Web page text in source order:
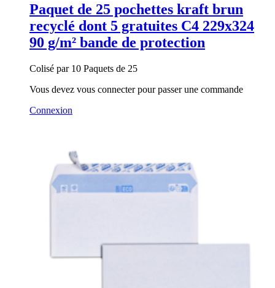
Paquet de 25 pochettes kraft brun
recyclé dont 5 gratuites C4 229x324
90 g/m² bande de protection
Colisé par 10 Paquets de 25
Vous devez vous connecter pour passer une commande
Connexion